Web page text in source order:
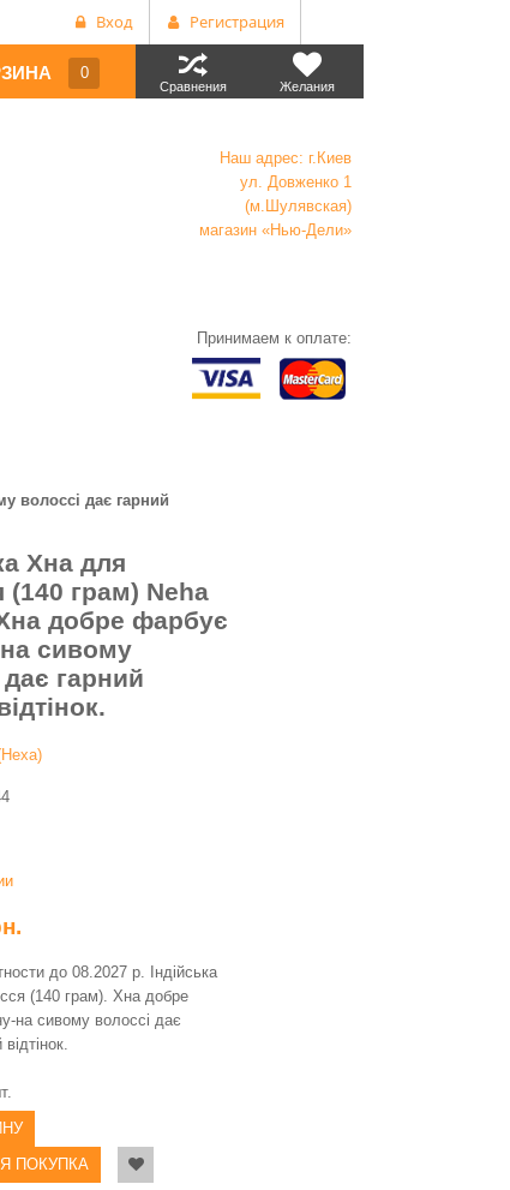
волоссі дає гарний
Хна для
(140 грам) Neha
добре фарбує
сивому
дає гарний
до 08.2027 р. Індійська
(140 грам). Хна добре
на сивому волоссі дає
ПОКУПКА
Вход Регистрация
0
Сравнения Желания
Наш адрес: г.Киев
ул. Довженко 1
(м.Шулявская)
магазин «Нью-Дели»
Принимаем к оплате: